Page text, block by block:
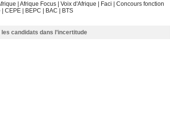
Afrique Focus Voix d'Afrique Faci
Concours fonction
CEPE BEPC BAC BTS
candidats dans l’incertitude